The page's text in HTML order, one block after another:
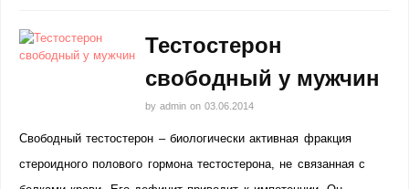
Тестостерон
свободный у мужчин
by admin on 03.06.2014
Свободный тестостерон – биологически активная фракция
стероидного полового гормона тестостерона, не связанная с